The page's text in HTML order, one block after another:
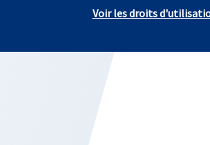
Voir les droits